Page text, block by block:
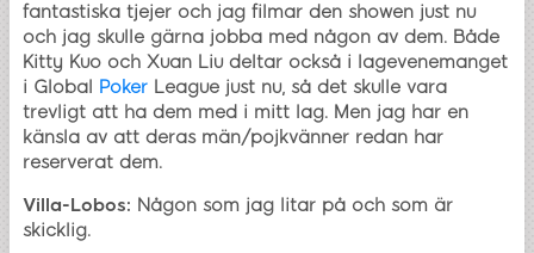
fantastiska tjejer och jag filmar den showen just nu
och jag skulle gärna jobba med någon av dem. Både
Kitty Kuo och Xuan Liu deltar också i lagevenemanget
i Global
Poker League just nu, så det skulle vara
trevligt att ha dem med i mitt lag. Men jag har en
känsla av att deras män/pojkvänner redan har
reserverat dem.
Villa-Lobos: Någon som jag litar på och som är
skicklig.